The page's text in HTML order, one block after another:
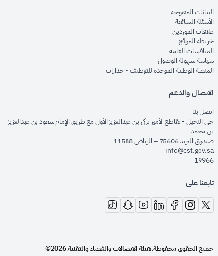
البيانات المفتوحةopens in new window
الأسئلة الشائعةopens in new window
علاقات الموردينopens in new window
خريطة الموقعopens in new window
المنافسات العامةopens in new window
سياسة سهولة الوصولopens in new window
المنصة الوطنية الموحدة للتوظيف - جداراتopens in new window
الاتصال والدعم
اتصل بنا
حي النخيل - تقاطع الأمير تركي بن عبدالعزيز الأول مع طريق الإمام سعود بن عبدالعزيز
بن محمد
صندوق البريد 75606 – الرياض 11588
info@cst.gov.sa
19966
تابعنا على
opens in new window
opens in new window
opens in new window
opens in new window
opens in new window
opens in new window
opens in new window
جميع الحقوق محفوظة.هيئة الاتصالات والفضاء والتقنية.
2026©